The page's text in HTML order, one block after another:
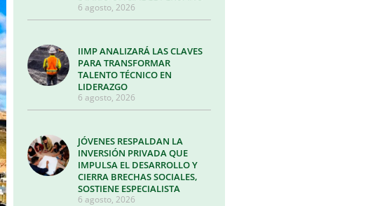
6 agosto, 2026
IIMP ANALIZARÁ LAS CLAVES
PARA TRANSFORMAR
TALENTO TÉCNICO EN
LIDERAZGO
6 agosto, 2026
JÓVENES RESPALDAN LA
INVERSIÓN PRIVADA QUE
IMPULSA EL DESARROLLO Y
CIERRA BRECHAS SOCIALES,
SOSTIENE ESPECIALISTA
6 agosto, 2026